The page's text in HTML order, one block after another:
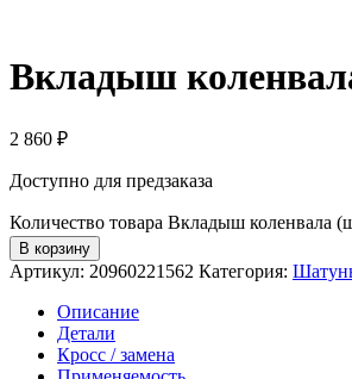
Вкладыш
2 860 ₽
Доступно для предзаказа
Количество товара Вкладыш коленвала
В корзину
Артикул: 20960221562 Категория:
Описание
Детали
Кросс / замена